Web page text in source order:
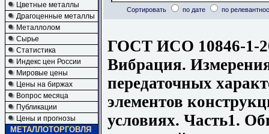
Цветные металлы
Драгоценные металлы
Металлолом
Сырье
Статистика
Индекс цен России
Мировые цены
Цены на биржах
Вопрос месяца
Публикации
Цены и прогнозы
МЕТАЛЛОТОРГОВЛЯ
Сортировать по дате по
ГОСТ ИСО 10846-1-
Вибрация.
передаточных
элементов
условиях. Часть1.